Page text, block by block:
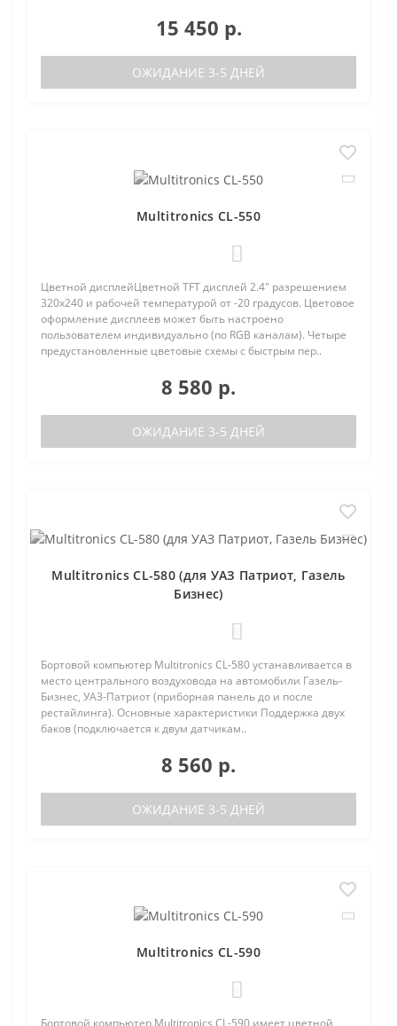
15 450 р.
ОЖИДАНИЕ 3-5 ДНЕЙ
Multitronics CL-550
Цветной дисплейЦветной TFT дисплей 2.4" разрешением
320х240 и рабочей температурой от -20 градусов. Цветовое
оформление дисплеев может быть настроено
пользователем индивидуально (по RGB каналам). Четыре
предустановленные цветовые схемы с быстрым пер..
8 580 р.
ОЖИДАНИЕ 3-5 ДНЕЙ
Multitronics CL-580 (для УАЗ Патриот, Газель
Бизнес)
Бортовой компьютер Multitronics CL-580 устанавливается в
место центрального воздуховода на автомобили Газель-
Бизнес, УАЗ-Патриот (приборная панель до и после
рестайлинга). Основные характеристики Поддержка двух
баков (подключается к двум датчикам..
8 560 р.
ОЖИДАНИЕ 3-5 ДНЕЙ
Multitronics CL-590